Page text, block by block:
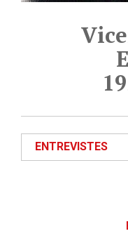
ENTREVISTES